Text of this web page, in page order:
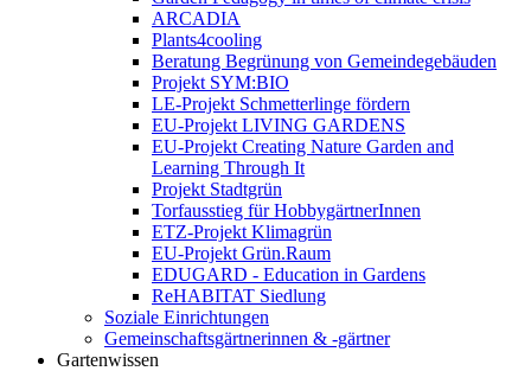
ARCADIA
Plants4cooling
Beratung Begrünung von Gemeindegebäuden
Projekt SYM:BIO
LE-Projekt Schmetterlinge fördern
EU-Projekt LIVING GARDENS
EU-Projekt Creating Nature Garden and
Learning Through It
Projekt Stadtgrün
Torfausstieg für HobbygärtnerInnen
ETZ-Projekt Klimagrün
EU-Projekt Grün.Raum
EDUGARD - Education in Gardens
ReHABITAT Siedlung
Soziale Einrichtungen
Gemeinschaftsgärtnerinnen & -gärtner
Gartenwissen